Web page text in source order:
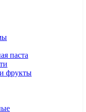
паста
фрукты